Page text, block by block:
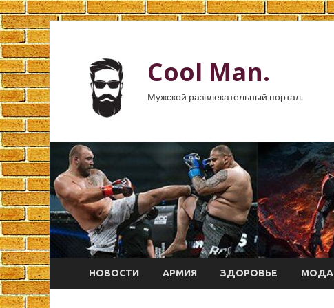
Cool Man.
Мужской развлекательный портал.
НОВОСТИ АРМИЯ ЗДОРОВЬЕ МОДА